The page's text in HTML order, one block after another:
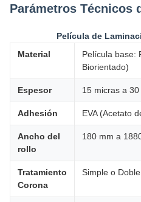
Parámetros Técnicos
Película de
Material
Película base:
Biorientado)
Espesor 15 micras a
Adhesión EVA (Acetato
Ancho del
rollo
180 mm a
Tratamiento
Corona
Simple o Doble